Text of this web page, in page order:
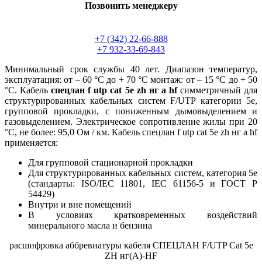
Позвонить менеджеру
+7 (342) 22-66-888
+7 932-33-69-843
Минимальный срок службы 40 лет. Диапазон температур,
эксплуатация: от – 60 °С до + 70 °С монтаж: от – 15 °С до + 50
°С. Кабельспецлан f utp cat 5e zh нг а hfсимметричный для
структурированных кабельных систем F/UTP категории 5e,
групповой прокладки, с пониженным дымовыделением и
газовыделением. Электрическое сопротивление жилы при 20
°C, не более: 95,0 Ом / км. Кабель спецлан f utp cat 5e zh нг а hf
применяется:
Для групповой стационарной прокладки
Для структурированных кабельных систем, категория 5e
(стандарты: ISO/IEC 11801, IEC 61156-5 и ГОСТ Р
54429)
Внутри и вне помещений
В условиях кратковременных воздействий
минерального масла и бензина
расшифровка аббревиатуры кабеля СПЕЦЛАН F/UTP Cat 5e
ZH нг(А)-HF